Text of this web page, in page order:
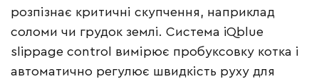
розпізнає критичні скупчення, наприклад
соломи чи грудок землі. Система iQblue
slippage control вимірює пробуксовку котка і
автоматично регулює швидкість руху для